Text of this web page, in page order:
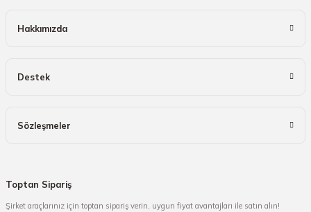
Hakkımızda
Destek
Sözleşmeler
Toptan Sipariş
Şirket araçlarınız için toptan sipariş verin, uygun fiyat avantajları ile satın alın!